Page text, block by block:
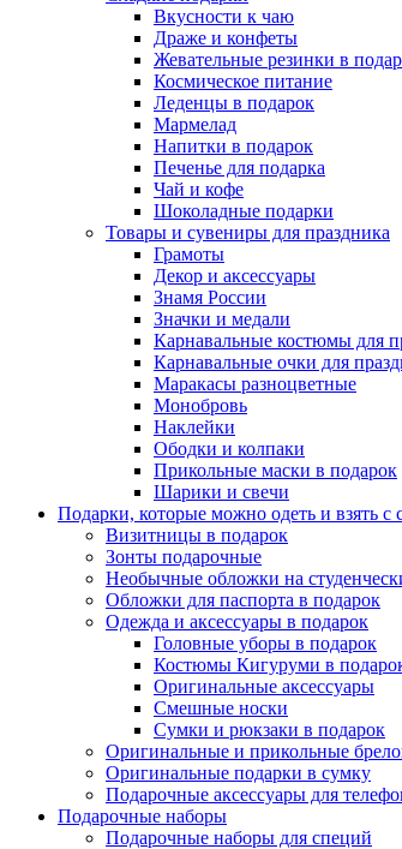
Вкусности к чаю
Драже и конфеты
Жевательные резинки в
Космическое питание
Леденцы в подарок
Мармелад
Напитки в подарок
Печенье для подарка
Чай и кофе
Шоколадные подарки
Товары и сувениры для праздника
Грамоты
Декор и аксессуары
Знамя России
Значки и медали
Карнавальные костюмы для
Карнавальные очки для
Маракасы разноцветные
Монобровь
Наклейки
Ободки и колпаки
Прикольные маски в подарок
Шарики и свечи
Подарки, которые можно одеть и взять с
Визитницы в подарок
Зонты подарочные
Необычные обложки на
Обложки для паспорта в подарок
Одежда и аксессуары в подарок
Головные уборы в подарок
Костюмы Кигуруми в
Оригинальные аксессуары
Смешные носки
Сумки и рюкзаки в подарок
Оригинальные и прикольные
Оригинальные подарки в сумку
Подарочные аксессуары для
Подарочные наборы
Подарочные наборы для специй